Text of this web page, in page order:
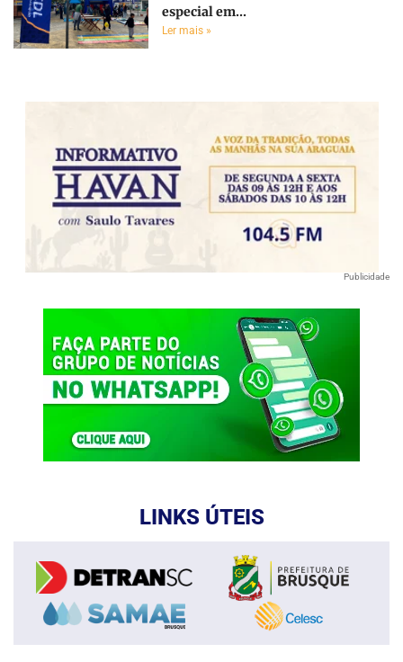
especial em...
Ler mais »
Publicidade
LINKS ÚTEIS